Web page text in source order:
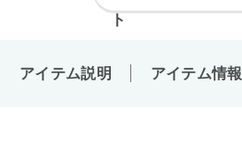
アイテム説明 アイテム情報